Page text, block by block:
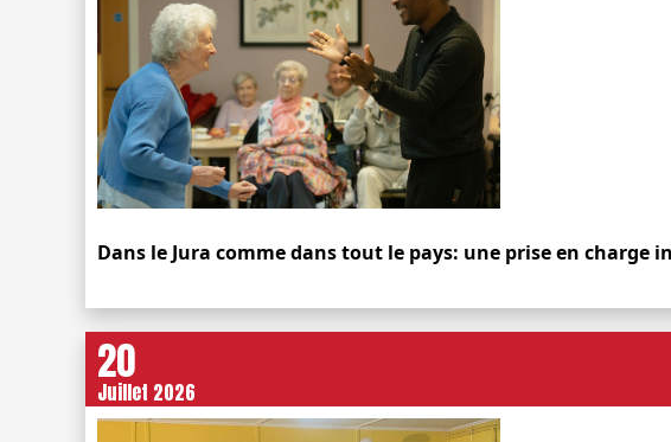
Dans le Jura comme dans tout le pays: une prise en charge
20
Juillet 2026